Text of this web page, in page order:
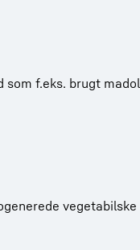
f.eks. brugt